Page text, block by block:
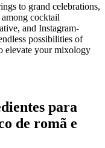
to grand celebrations,
cocktail
and Instagram-
possibilities of
elevate your mixology
para
de romã e